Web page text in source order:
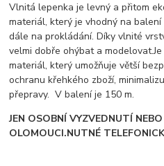
Vlnitá lepenka je levný a přitom
materiál, který je vhodný na
dále na prokládání. Díky vlnité
velmi dobře ohýbat a
materiál, který umožňuje větší
ochranu křehkého zboží,
přepravy. V balení je 150 m.
JEN OSOBNÍ VYZVEDNUTÍ
OLOMOUCI.NUTNÉ